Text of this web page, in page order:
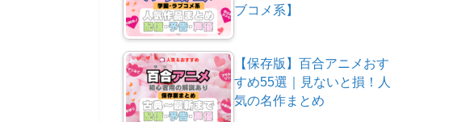
ブコメ系】
【保存版】百合アニメおす
すめ55選｜見ないと損！人
気の名作まとめ